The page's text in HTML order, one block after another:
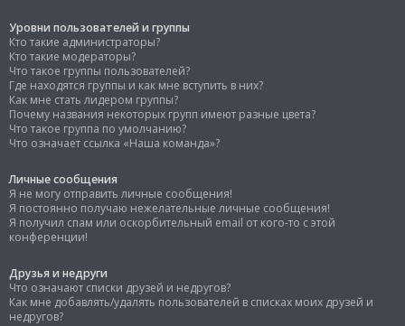
Уровни пользователей и группы
Кто такие администраторы?
Кто такие модераторы?
Что такое группы пользователей?
Где находятся группы и как мне вступить в них?
Как мне стать лидером группы?
Почему названия некоторых групп имеют разные цвета?
Что такое группа по умолчанию?
Что означает ссылка «Наша команда»?
Личные сообщения
Я не могу отправить личные сообщения!
Я постоянно получаю нежелательные личные сообщения!
Я получил спам или оскорбительный email от кого-то с этой
конференции!
Друзья и недруги
Что означают списки друзей и недругов?
Как мне добавлять/удалять пользователей в списках моих друзей и
недругов?